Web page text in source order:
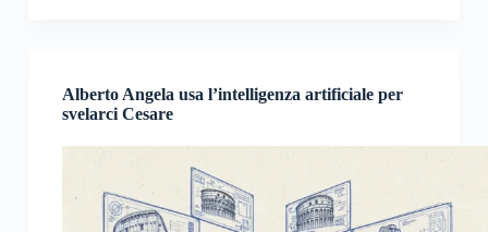
Alberto Angela usa l’intelligenza artificiale per
svelarci Cesare